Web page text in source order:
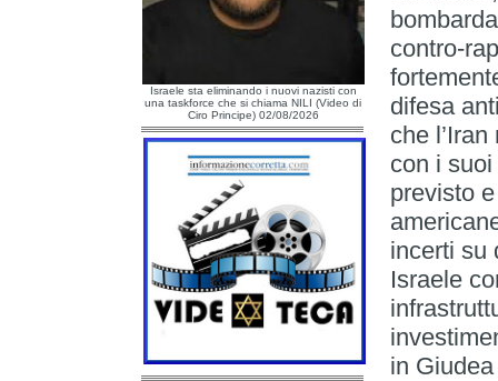
Israele sta eliminando i nuovi nazisti con
una taskforce che si chiama NILI (Video di
Ciro Principe) 02/08/2026
contro-
difesa
che
con i
previsto
incerti su
Israele
in